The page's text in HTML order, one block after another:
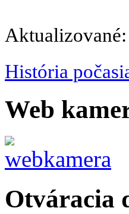
História
Web
Otváracia